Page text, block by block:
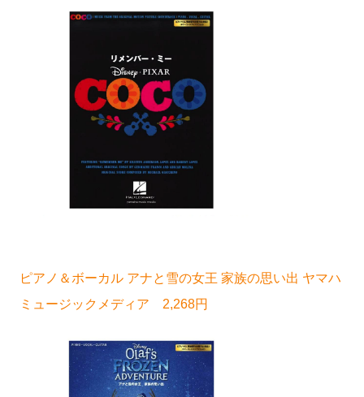
ピアノ＆ボーカル アナと雪の女王 家族の思い出 ヤマハ
ミュージックメディア 2,268円